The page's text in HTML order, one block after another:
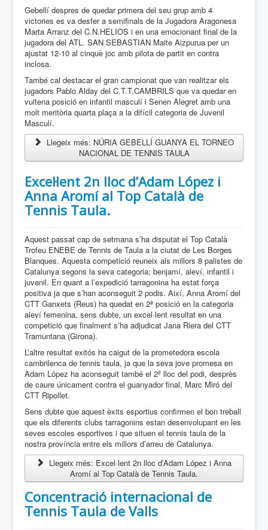
Gebellí despres de quedar primera del seu grup amb 4
victories es va desfer a semifinals de la Jugadora Aragonesa
Marta Arranz del C.N.HELIOS i en una emocionant final de la
jugadora del ATL. SAN SEBASTIAN Maite Aizpurua per un
ajustat 12-10 al cinquè joc amb pilota de partit en contra
inclosa.
També cal destacar el gran campionat que van realitzar els
jugadors Pablo Alday del C.T.T.CAMBRILS que va quedar en
vuitena posició en infantil masculí i Senen Alegret amb una
molt meritòria quarta plaça a la difícil categoria de Juvenil
Masculí.
Llegeix més: NÚRIA GEBELLÍ GUANYA EL TORNEO
NACIONAL DE TENNIS TAULA
Excel·lent 2n lloc d’Adam López i
Anna Aromí al Top Català de
Tennis Taula.
Aquest passat cap de setmana s’ha disputat el Top Català
Trofeu ENEBE de Tennis de Taula a la ciutat de Les Borges
Blanques. Aquesta competició reuneix als millors 8 palistes de
Catalunya segons la seva categoria; benjamí, aleví, infantil i
juvenil. En quant a l’expedició tarragonina ha estat força
positiva ja que s’han aconseguit 2 podis. Així, Anna Aromí del
CTT Ganxets (Reus) ha quedat en 2ª posició en la categoria
aleví femenina, sens dubte, un excel·lent resultat en una
competició que finalment s’ha adjudicat Jana Riera del CTT
Tramuntana (Girona).
L’altre resultat exitós ha caigut de la prometedora escola
cambrilenca de tennis taula, ja que la seva jove promesa en
Adam López ha aconseguit també el 2º lloc del podi, desprès
de caure únicament contra el guanyador final, Marc Miró del
CTT Ripollet.
Sens dubte que aquest èxits esportius confirmen el bon treball
que els diferents clubs tarragonins estan desenvolupant en les
seves escoles esportives i que situen el tennis taula de la
nostra província entre els millors d’arreu de Catalunya.
Llegeix més: Excel·lent 2n lloc d’Adam López i Anna
Aromí al Top Català de Tennis Taula.
Concentració internacional de
Tennis Taula de Valls